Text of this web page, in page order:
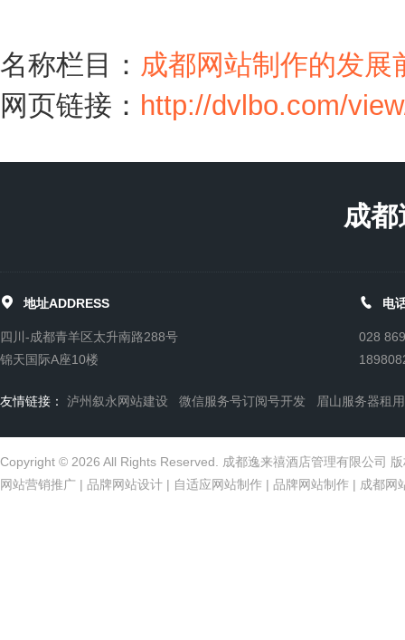
名称栏目： 成都网站制作的发展
网页链接： http://dvlbo.com/
成
 地址ADDRESS
四川-成都青羊区太升南路288号
锦天国际A座10楼
 电
028
友情链接： 泸州叙永网站建设 微信服务号订阅号开发 眉山服务器租用
Copyright © 2026 All Rights Reserved. 成都逸来禧酒店管理有限公司
网站营销推广 | 品牌网站设计 | 自适应网站制作 | 品牌网站制作 | 成都网